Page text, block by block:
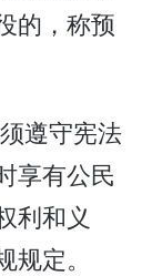
的，称预
遵守宪法
享有公民
利和义
定。